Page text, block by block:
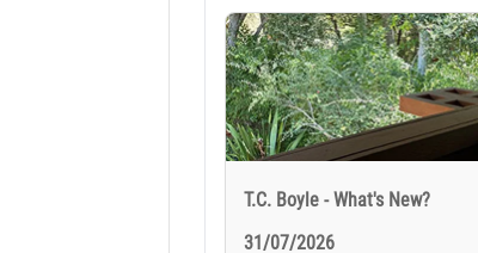
T.C. Boyle - What's New?
31/07/2026